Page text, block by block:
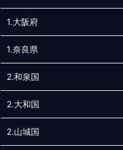
1.大阪府
1.奈良県
2.和泉国
2.大和国
2.山城国